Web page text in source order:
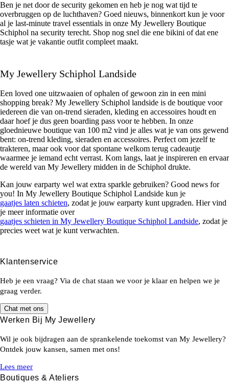
Ben je net door de security gekomen en heb je nog wat tijd te
overbruggen op de luchthaven? Goed nieuws, binnenkort kun je voor
al je last-minute travel essentials in onze My Jewellery Boutique
Schiphol na security terecht. Shop nog snel die ene bikini of dat ene
tasje wat je vakantie outfit compleet maakt.
My Jewellery Schiphol Landside
Een loved one uitzwaaien of ophalen of gewoon zin in een mini
shopping break? My Jewellery Schiphol landside is de boutique voor
iedereen die van on-trend sieraden, kleding en accessoires houdt en
daar hoef je dus geen boarding pass voor te hebben. In onze
gloednieuwe boutique van 100 m2 vind je alles wat je van ons gewend
bent: on-trend kleding, sieraden en accessoires. Perfect om jezelf te
trakteren, maar ook voor dat spontane welkom terug cadeautje
waarmee je iemand echt verrast. Kom langs, laat je inspireren en ervaar
de wereld van My Jewellery midden in de Schiphol drukte.
Kan jouw earparty wel wat extra sparkle gebruiken? Good news for
you! In My Jewellery Boutique Schiphol Landside kun je
gaatjes laten schieten, zodat je jouw earparty kunt upgraden. Hier vind
je meer informatie over
gaatjes schieten in My Jewellery Boutique Schiphol Landside, zodat je
precies weet wat je kunt verwachten.
Klantenservice
Heb je een vraag? Via de chat staan we voor je klaar en helpen we je
graag verder.
Chat met ons
Werken Bij My Jewellery
Wil je ook bijdragen aan de sprankelende toekomst van My Jewellery?
Ontdek jouw kansen, samen met ons!
Lees meer
Boutiques & Ateliers